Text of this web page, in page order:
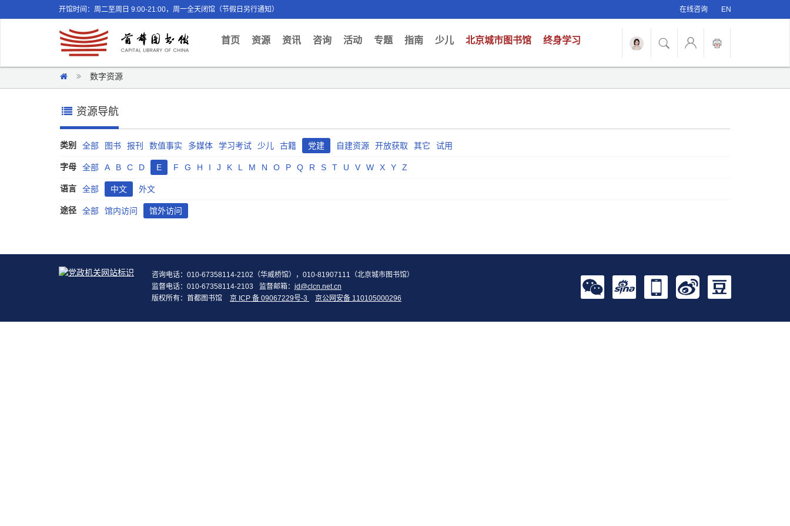
开馆时间：周二至周日 9:00-21:00，周一全天闭馆（节假日另行通知） 在线咨询 EN
首页(current)
资源 资讯 咨询 活动 专题 指南 少儿 北京城市图书馆 终身学习
数字资源
资源导航
类别 全部 图书 报刊 数值事实 多媒体 学习考试 少儿 古籍 党建 自建资源 开放获取 其它 试用
字母 全部 A B C D E F G H I J K L M N O P Q R S T U V W X Y Z
语言 全部 中文 外文
途径 全部 馆内访问 馆外访问
咨询电话：010-67358114-2102（华威桥馆），010-81907111（北京城市图书馆）
监督电话：010-67358114-2103
监督邮箱： jd@clcn.net.cn
版权所有：首都图书馆
京 ICP 备 09067229号-3 京公网安备 110105000296